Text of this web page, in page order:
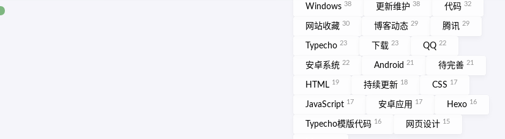
Windows 38 更新维护 38 代码 32
网站收藏 30 博客动态 29 腾讯 29
Typecho 23 下载 23 QQ 22
安卓系统 22 Android 21 待完善 21
HTML 19 持续更新 18 CSS 17
JavaScript 17 安卓应用 17 Hexo 16
Typecho模版代码 16 网页设计 15